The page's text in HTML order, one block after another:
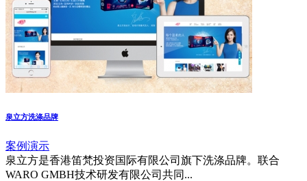
泉立方洗涤品牌
案例演示
泉立方是香港笛梵投资国际有限公司旗下洗涤品牌。联合
WARO GMBH技术研发有限公司共同...